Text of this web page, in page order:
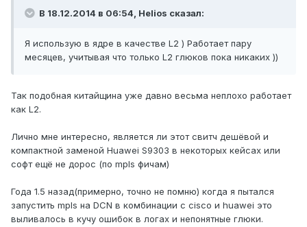
В 18.12.2014 в 06:54, Helios сказал:
Я использую в ядре в качестве L2 ) Работает пару
месяцев, учитывая что только L2 глюков пока никаких ))
Так подобная китайщина уже давно весьма неплохо работает
как L2.
Лично мне интересно, является ли этот свитч дешёвой и
компактной заменой Huawei S9303 в некоторых кейсах или
софт ещё не дорос (по mpls фичам)
Года 1.5 назад(примерно, точно не помню) когда я пытался
запустить mpls на DCN в комбинации с cisco и huawei это
выливалось в кучу ошибок в логах и непонятные глюки.